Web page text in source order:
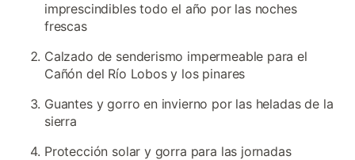
imprescindibles todo el año por las noches
frescas
Calzado de senderismo impermeable para el
Cañón del Río Lobos y los pinares
Guantes y gorro en invierno por las heladas de la
sierra
Protección solar y gorra para las jornadas